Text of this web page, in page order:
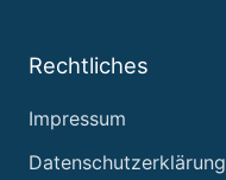
Rechtliches
Impressum
Datenschutzerklärung